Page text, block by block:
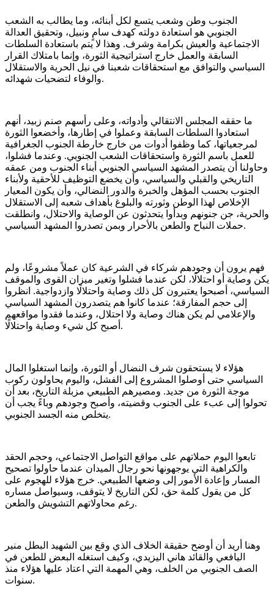
الجنوب وطن وشعب يتسع لكل أبنائه، وما يطالب به الشعب
الجنوبي هو استعادة دولته كهدف سامٍ ونبيل، وتحقيق العدالة
الاجتماعية والعيش بكرامة وشرف. وهذا لا يتم باستعادة السلطات
السابقة والعمل خارج استراتيجية الثورة، وإنما بامتلاك القرار
السياسي والتوافق مع استحقاقات شعبنا في نيل الحرية والاستقلال
والوفاء لتضحيات شهدائه.
ما حققه المجلس الانتقالي وأدواته، وعلى رأسهم صنم زبيد، أنهم
استعادوا السلطات السابقة وعملوا في إطارها، وأخضعوا الثورة
لمرجعياتها، كما وظفوا أدوات من خارج خارطة الجنوب الجغرافية
للعمل باسم الثورة واستحقاقات الشعب الجنوبي. وعندما فشلوا،
وحاولنا أن يتصدر المشهد السياسي الجنوبي أبناء الجنوب ومن عمقه
التاريخي والقبلي والسياسي، وأن يخضع التوظيف للأحقية ولأبناء
الجنوب بحسب المؤهل والخبرة والدور النضالي، وأن يكون المعيار
الإخلاص لهذا الوطن وثورته والبلوغ بأهداف شعبه إلى الاستقلال
والحرية، جن جنونهم وبدأوا يتحدثون عن الوصاية والاحتلال، وانطلقت
حملات النباح والطعن بالأحرار وبمن تصدروا المشهد السياسي.
فهم يرون أن وجودهم شركاء في الشرعية كان عملاً مشروعًا، ولم
يكن وصاية أو احتلالًا، لكن عندما فشلوا وتغير ميزان القوى والموقف
السياسي، أصبحوا يعتبرون كل ذلك وصاية واحتلالًا وازدواجية. انظروا
إلى حجم المفارقة؛ عندما كانوا هم يتصدرون المشهد السياسي
والإعلامي لم يكن هناك وصاية ولا احتلال، وعندما فقدوا مواقعهم
أصبح كل شيء وصاية واحتلالًا.
هؤلاء لا يستحقون شرف النضال أو الثورة، وإنما استغلوا المال
السياسي حتى أوصلوا المشروع إلى الفشل، واليوم يحاولون ركوب
موجة الثورة من جديد. ومصيرهم الطبيعي مزبلة التاريخ، بعد أن
تحولوا إلى عبء على الجنوب وقضيته، وأصبح وجودهم وباءً يجب أن
يتخلص منه الجسد الجنوبي.
تابعوا اليوم حملاتهم على مواقع التواصل الاجتماعي، وحجم الحقد
والكراهية التي يوجهونها نحو رجال الميدان عندما حاولوا تصحيح
المسار وإعادة الأمور إلى وضعها الطبيعي. خرج هؤلاء للهجوم على
كل من يقول كلمة حق، لكن التاريخ لا يتوقف، وسيواصل مساره
رغم محاولاتهم التشويش والطعن.
وهنا أريد أن أوضح حقيقة الخلاف الذي وقع بين الشهيد البطل منير
اليافعي والقائد هاني اليزيدي، وكيف استغله البعض للطعن في
الصف الجنوبي من الخلف، وهي المهمة التي اعتاد عليها هؤلاء منذ
سنوات.